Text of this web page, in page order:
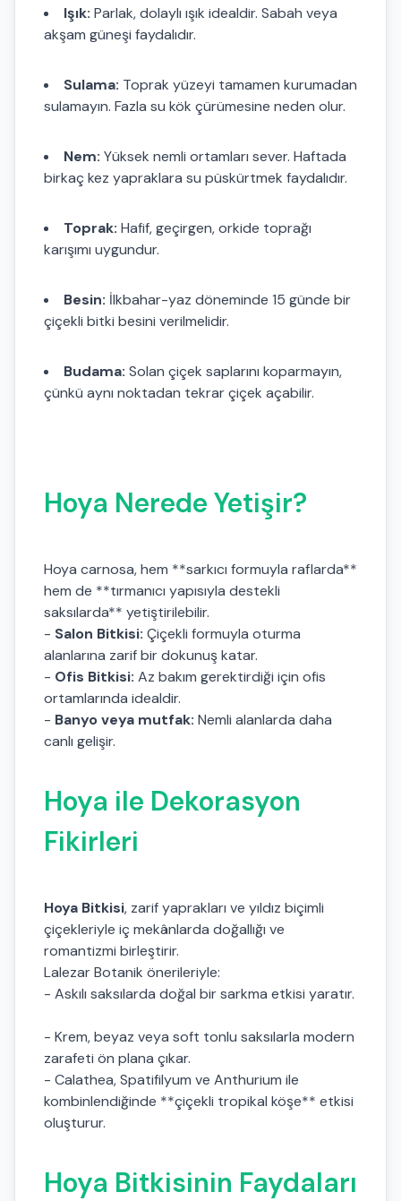
Işık: Parlak, dolaylı ışık idealdir. Sabah veya
akşam güneşi faydalıdır.
Sulama: Toprak yüzeyi tamamen kurumadan
sulamayın. Fazla su kök çürümesine neden olur.
Nem: Yüksek nemli ortamları sever. Haftada
birkaç kez yapraklara su püskürtmek faydalıdır.
Toprak: Hafif, geçirgen, orkide toprağı
karışımı uygundur.
Besin: İlkbahar-yaz döneminde 15 günde bir
çiçekli bitki besini verilmelidir.
Budama: Solan çiçek saplarını koparmayın,
çünkü aynı noktadan tekrar çiçek açabilir.
Hoya Nerede Yetişir?
Hoya carnosa, hem **sarkıcı formuyla raflarda**
hem de **tırmanıcı yapısıyla destekli
saksılarda** yetiştirilebilir.
- Salon Bitkisi: Çiçekli formuyla oturma
alanlarına zarif bir dokunuş katar.
- Ofis Bitkisi: Az bakım gerektirdiği için ofis
ortamlarında idealdir.
- Banyo veya mutfak: Nemli alanlarda daha
canlı gelişir.
Hoya ile Dekorasyon
Fikirleri
Hoya Bitkisi, zarif yaprakları ve yıldız biçimli
çiçekleriyle iç mekânlarda doğallığı ve
romantizmi birleştirir.
Lalezar Botanik önerileriyle:
- Askılı saksılarda doğal bir sarkma etkisi yaratır.
- Krem, beyaz veya soft tonlu saksılarla modern
zarafeti ön plana çıkar.
- Calathea, Spatifilyum ve Anthurium ile
kombinlendiğinde **çiçekli tropikal köşe** etkisi
oluşturur.
Hoya Bitkisinin Faydaları